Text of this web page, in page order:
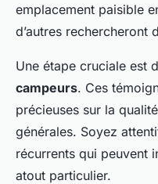
emplacement paisible
d’autres rechercheront
Une étape cruciale est
campeurs. Ces
précieuses sur la
générales. Soyez
récurrents qui peuvent
atout particulier.